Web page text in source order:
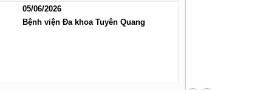
05/06/2026
Bệnh viện Đa khoa Tuyên Quang